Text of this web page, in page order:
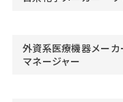
外資系医療機器メー
マネージャー